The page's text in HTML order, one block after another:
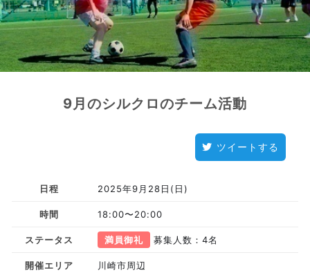
9月のシルクロのチーム活動
ツイートする
日程 2025年9月28日(日)
時間 18:00〜20:00
ステータス 満員御礼 募集人数：4名
開催エリア 川崎市周辺